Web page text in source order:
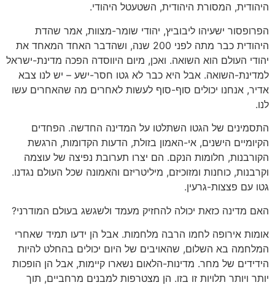
היהודית, המסורת היהודית, השטעטל היהודי.
הפרופסור ישעיהו ליבוביץ, יהודי שומר-מצוות, אמר שהדת
היהודית כבר מתה לפני 200 שנה, ושהדבר האחד המאחד את
יהודי העולם הוא השואה. ואכן, מיום היווסדה הפכה מדינת-ישראל
למדינת-השואה. אבל היא כבר לא גטו חסר-ישע – יש לנו צבא
אדיר, אנחנו יכולים סוף-סוף לעשות לאחרים מה שהאחרים עשו
לנו.
התסמינים של הגטו השתלטו על המדינה החדשה. הפחדים
הקיומיים הישנים, אי-האמון בזולת, הדעות הקדומות, הרגשת
הקורבנות, חלומות הנקם. הם יצרו תערובת נפיצה של עוצמה
וקרבנות, כוחנות ומזוכיזם, מיליטריזם והאמונה שכל העולם נגדנו.
גטו עם פצצות-גרעין.
האם מדינה כזאת יכולה להחזיק מעמד ולשגשג בעולם המודרני?
אומות אירופה לחמו הרבה מלחמות. אבל הן ידעו תמיד שאחרי
המלחמה בא השלום, שהאויבים של היום יכולים בהחלט להיות
הידידים של מחר. מדינות-הלאום נשארו קיימות, אבל הן הופכות
יותר ויותר תלויות זו בזו. הן מצטרפות למבנים מרחביים, תוך